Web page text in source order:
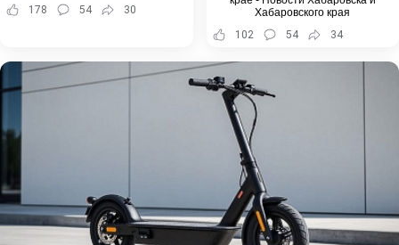
178
54 30
Хабаровского края
102
54 34